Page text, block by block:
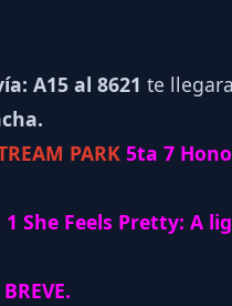
A15 al 8621 te
PARK 5ta 7
1 She Feels Pretty: A